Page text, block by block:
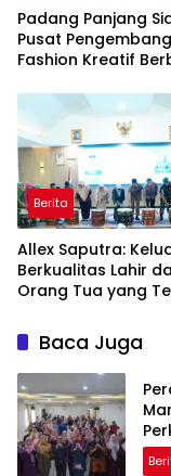
Padang Panjang
Pusat
Fashion Kreatif
Berita
Allex Saputra:
Berkualitas Lahir
Orang Tua yang
Baca Juga